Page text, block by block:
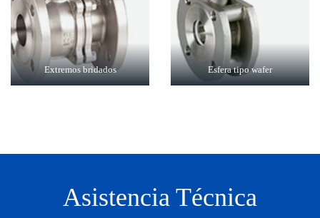
Extremos bridados Esfera tipo wafer
Asistencia Técnica